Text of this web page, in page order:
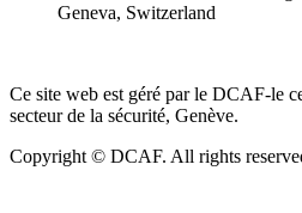
Geneva, Switzerland
Ce site web est géré par le DCAF-le
secteur de la sécurité, Genève.
Copyright © DCAF. All rights